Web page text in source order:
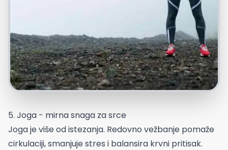
5. Joga - mirna snaga za srce
Joga je više od istezanja. Redovno vežbanje pomaže
cirkulaciji, smanjuje stres i balansira krvni pritisak.